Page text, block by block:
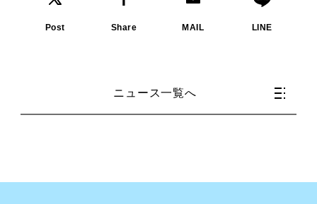
Post Share MAIL LINE
ニュース一覧へ